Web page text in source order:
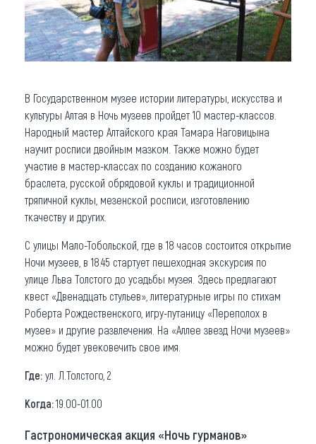
В Государственном музее истории литературы, искусства и
культуры Алтая в Ночь музеев пройдет 10 мастер-классов.
Народный мастер Алтайского края Тамара Наговицына
научит росписи двойным мазком. Также можно будет
участие в мастер-классах по созданию кожаного
браслета, русской обрядовой куклы и традиционной
тряпичной куклы, мезенской росписи, изготовлению
ткачеству и других.
С улицы Мало-Тобольской, где в 18 часов состоится открытие
Ночи музеев, в 18.45 стартует пешеходная экскурсия по
улице Льва Толстого до усадьбы музея. Здесь предлагают
квест «Двенадцать стульев», литературные игры по стихам
Роберта Рождественского, игру-путаницу «Переполох в
музее» и другие развлечения. На «Аллее звезд Ночи музеев»
можно будет увековечить свое имя.
Где: ул. Л.Толстого, 2
Когда:19.00-01.00
Гастрономическая акция «Ночь гурманов»